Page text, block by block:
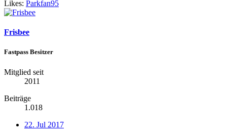
Likes: Parkfan95
Frisbee
Fastpass Besitzer
Mitglied seit
2011
Beiträge
1.018
22. Jul 2017